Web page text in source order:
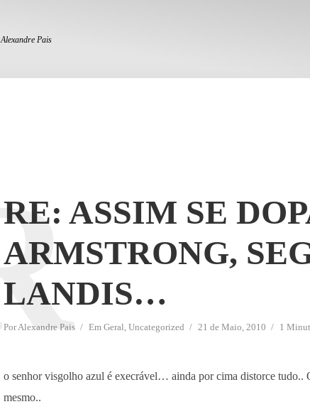
Alexandre Pais
RE: ASSIM SE
ARMSTRONG,
LANDIS…
PorAlexandre Pais Em Geral, Uncategorized 21 de Maio, 2010 1
R
o senhor visgolho azul é execrável… ainda por cima distorce tudo..
mesmo..